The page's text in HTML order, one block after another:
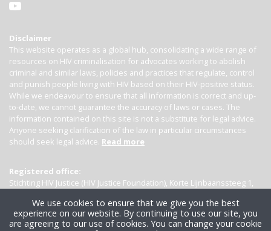
Disclaimer
This website operates as a global hub, consolidating a wide range of
resources on HIV criminalisation for advocates working to abolish
criminal and similar laws, policies and practices that regulate, control
and punish people living with HIV based on their HIV-positive status.
While we endeavour to ensure that all information is correct and up-
to-date, we cannot guarantee the accuracy of laws or cases. The
information contained on this site is not a substitute for legal advice.
Anyone seeking clarification of the law in particular circumstances
should seek legal advice. Read more
Registered office:
Stichting HIV Justice (HIV Justice Foundation), Korte Lijnbaanssteeg 1,
We use cookies to ensure that we give you the best
experience on our website. By continuing to use our site, you
are agreeing to our use of cookies. You can change your cookie